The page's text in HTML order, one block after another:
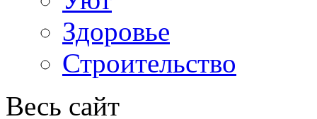
Здоровье
Строительство
Весь сайт